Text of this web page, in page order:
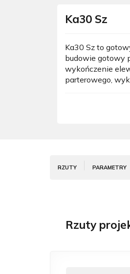
Ka30 Sz
Ka30 Sz to
budowie gotowy
wykończenie
parterowego,
RZUTY PARAMETRY
Rzuty